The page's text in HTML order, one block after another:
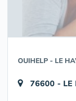
OUIHELP - LE
76600 - LE